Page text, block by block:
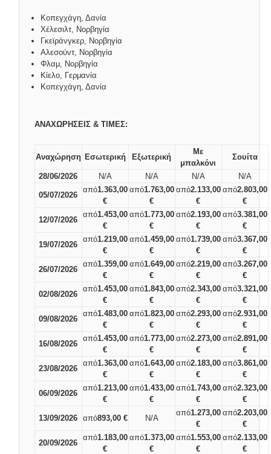
Κοπεγχάγη, Δανία
Χέλεσιλτ, Νορβηγία
Γκεϊράνγκερ, Νορβηγία
Aλεσούντ, Νορβηγία
Φλαμ, Νορβηγία
Κίελο, Γερμανία
Κοπεγχάγη, Δανία
ΑΝΑΧΩΡΗΣΕΙΣ & ΤΙΜΕΣ:
Αναχώρηση Εσωτερική Εξωτερική
Με
μπαλκόνι
Σουίτα
28/06/2026 N/A N/A N/A N/A
05/07/2026
από1.363,00
€
από1.763,00
€
από2.133,00
€
από2.803,00
€
12/07/2026
από1.453,00
€
από1.773,00
€
από2.193,00
€
από3.381,00
€
19/07/2026
από1.219,00
€
από1.459,00
€
από1.739,00
€
από3.367,00
€
26/07/2026
από1.359,00
€
από1.649,00
€
από2.219,00
€
από3.267,00
€
02/08/2026
από1.453,00
€
από1.843,00
€
από2.343,00
€
από3.321,00
€
09/08/2026
από1.483,00
€
από1.823,00
€
από2.293,00
€
από2.931,00
€
16/08/2026
από1.453,00
€
από1.773,00
€
από2.273,00
€
από2.891,00
€
23/08/2026
από1.363,00
€
από1.643,00
€
από2.183,00
€
από3.861,00
€
06/09/2026
από1.213,00
€
από1.433,00
€
από1.743,00
€
από2.323,00
€
13/09/2026 από893,00 € N/A
από1.273,00
€
από2.203,00
€
20/09/2026
από1.183,00
€
από1.373,00
€
από1.553,00
€
από2.133,00
€